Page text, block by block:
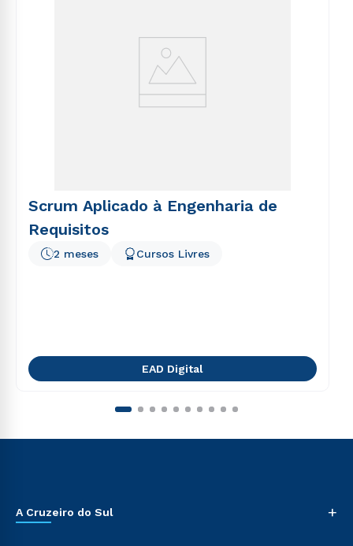
Scrum Aplicado à Engenharia de
Requisitos
2 meses Cursos Livres
EAD Digital
A Cruzeiro do Sul +